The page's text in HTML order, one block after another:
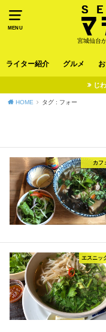
MENU
宮城仙台
ライター紹介 グルメ
じ
HOME タグ : フォー
カフ
エスニッ